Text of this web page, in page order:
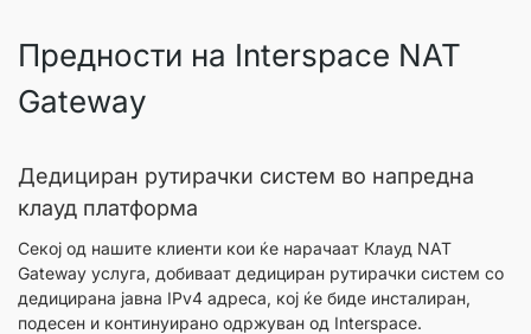
Предности на Interspace NAT
Gateway
Дедициран рутирачки систем во напредна
клауд платформа
Секој од нашите клиенти кои ќе нарачаат Клауд NAT
Gateway услуга, добиваат дедициран рутирачки систем со
дедицирана јавна IPv4 адреса, кој ќе биде инсталиран,
подесен и континуирано одржуван од Interspace.